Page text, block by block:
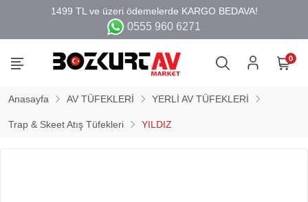
0555 960 6271
0
Anasayfa AV TÜFEKLERİ YERLİ AV TÜFEKLERİ
Trap & Skeet Atış Tüfekleri YILDIZ